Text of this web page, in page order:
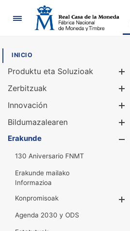
Nabigazioa
INICIO
Produktu eta Soluzioak
Zerbitzuak
Innovación
Bildumazalearen
Erakunde
130 Aniversario FNMT
Erakunde mailako
Informazioa
Konpromisoak
Agenda 2030 y ODS